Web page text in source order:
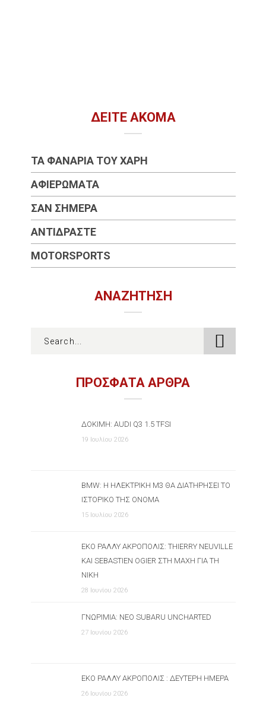
ΔΕΊΤΕ ΑΚΌΜΑ
ΤΑ ΦΑΝΆΡΙΑ ΤΟΥ ΧΆΡΗ
ΑΦΙΕΡΏΜΑΤΑ
ΣΑΝ ΣΉΜΕΡΑ
ΑΝΤΙΔΡΆΣΤΕ
MOTORSPORTS
ΑΝΑΖΉΤΗΣΗ
ΠΡΟΣΦΑΤΑ ΑΡΘΡΑ
ΔΟΚΙΜΉ: AUDI Q3 1.5 TFSI
19 Ιουλίου 2026
BMW: Η ΗΛΕΚΤΡΙΚΉ M3 ΘΑ ΔΙΑΤΗΡΉΣΕΙ ΤΟ
ΙΣΤΟΡΙΚΌ ΤΗΣ ΌΝΟΜΑ
15 Ιουλίου 2026
ΕΚΟ ΡΆΛΛΥ ΑΚΡΌΠΟΛΙΣ: THIERRY NEUVILLE
ΚΑΙ SEBASTIEN OGIER ΣΤΗ ΜΆΧΗ ΓΙΑ ΤΗ
ΝΊΚΗ
28 Ιουνίου 2026
ΓΝΩΡΙΜΊΑ: ΝΈΟ SUBARU UNCHARTED
27 Ιουνίου 2026
ΕΚΟ ΡΆΛΛΥ ΑΚΡΌΠΟΛΙΣ : ΔΕΎΤΕΡΗ ΗΜΈΡΑ
26 Ιουνίου 2026